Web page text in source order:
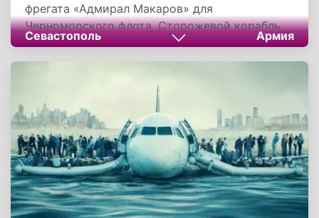
фрегата «Адмирал Макаров» для
Черноморского флота. Сторожевой корабль
проекта 11356 обладает эффективными и
совершенными средствами противолодочного
ракетным комплексом для отражения
воздушных ударов. Корабль способен
выполнять задачи в дальней морской и
океанской зонах. Судно «Адмирал Макаров» -
многоцелевой сторожевой корабль дальней
морской зоны, третий фрегат проекта 11356,
состоящий на вооружении Черноморского
флота России. Он назван в честь вице-
Севастополь Армия